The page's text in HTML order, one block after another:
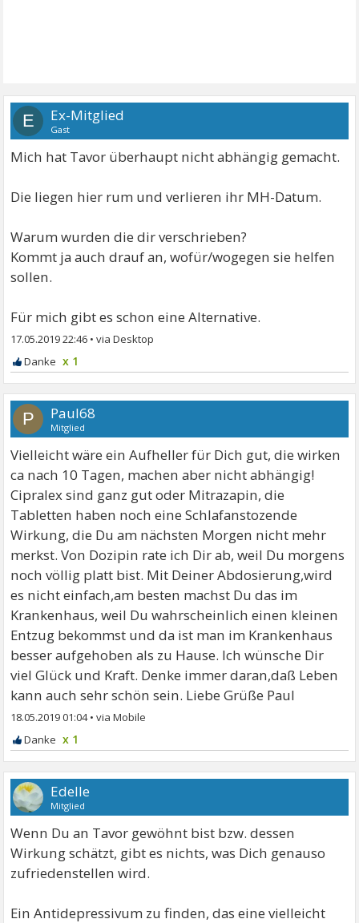
E Ex-Mitglied
Gast
Mich hat Tavor überhaupt nicht abhängig gemacht.
Die liegen hier rum und verlieren ihr MH-Datum.
Warum wurden die dir verschrieben?
Kommt ja auch drauf an, wofür/wogegen sie helfen
sollen.
Für mich gibt es schon eine Alternative.
17.05.2019 22:46 •
x 1
P Paul68
Mitglied
Vielleicht wäre ein Aufheller für Dich gut, die wirken
ca nach 10 Tagen, machen aber nicht abhängig!
Cipralex sind ganz gut oder Mitrazapin, die
Tabletten haben noch eine Schlafanstozende
Wirkung, die Du am nächsten Morgen nicht mehr
merkst. Von Dozipin rate ich Dir ab, weil Du morgens
noch völlig platt bist. Mit Deiner Abdosierung,wird
es nicht einfach,am besten machst Du das im
Krankenhaus, weil Du wahrscheinlich einen kleinen
Entzug bekommst und da ist man im Krankenhaus
besser aufgehoben als zu Hause. Ich wünsche Dir
viel Glück und Kraft. Denke immer daran,daß Leben
kann auch sehr schön sein. Liebe Grüße Paul
18.05.2019 01:04•
x 1
Edelle
Mitglied
Wenn Du an Tavor gewöhnt bist bzw. dessen
Wirkung schätzt, gibt es nichts, was Dich genauso
zufriedenstellen wird.
Ein Antidepressivum zu finden, das eine vielleicht